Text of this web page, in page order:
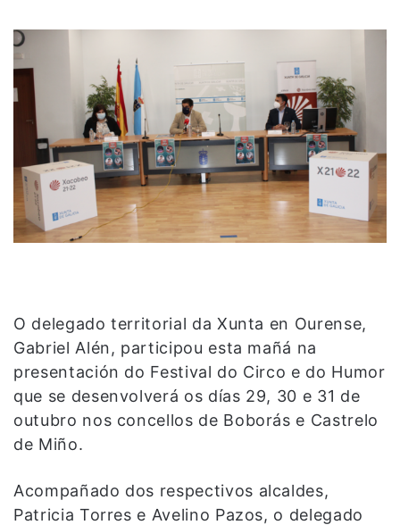
O delegado territorial da Xunta en Ourense,
Gabriel Alén, participou esta mañá na
presentación do Festival do Circo e do Humor
que se desenvolverá os días 29, 30 e 31 de
outubro nos concellos de Boborás e Castrelo
de Miño.
Acompañado dos respectivos alcaldes,
Patricia Torres e Avelino Pazos, o delegado